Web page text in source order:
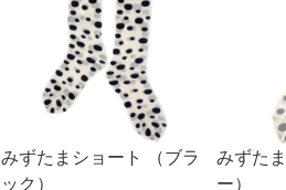
みずたまショート （ブラ
ック）
みずた
ー）